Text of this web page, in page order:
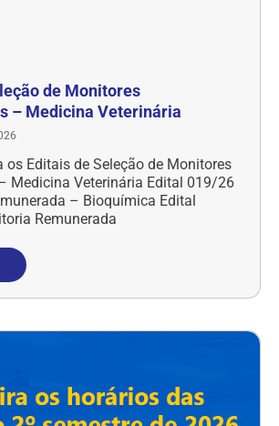
de Monitores
– Medicina Veterinária
os Editais de Seleção de Monitores
Medicina Veterinária Edital 019/26
– Bioquímica Edital
Remunerada